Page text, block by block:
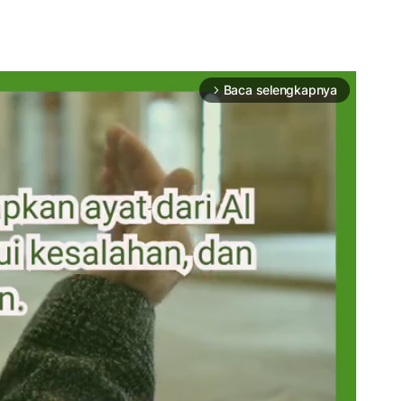
arrow_forward_ios Baca selengkapnya